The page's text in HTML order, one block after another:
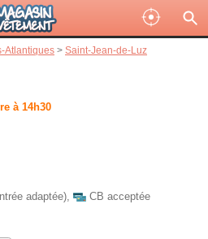
Atlantiques > Saint-Jean-de-Luz
à 14h30
adaptée),
CB acceptée